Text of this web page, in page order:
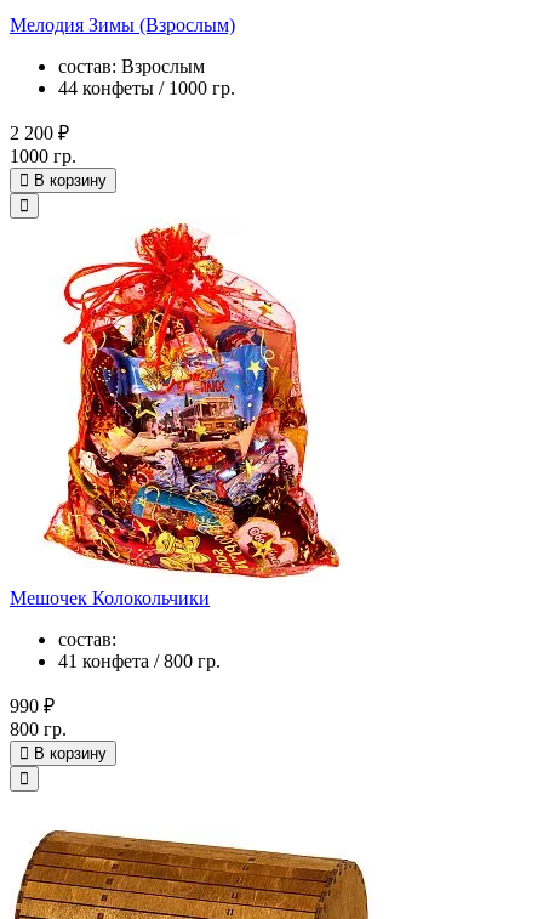
Мелодия Зимы (Взрослым)
состав: Взрослым
44 конфеты / 1000 гр.
2 200 ₽
1000 гр.
В корзину
Мешочек Колокольчики
состав:
41 конфета / 800 гр.
990 ₽
800 гр.
В корзину